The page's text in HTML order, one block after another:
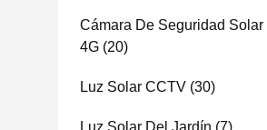
Cámara De Seguridad Solar
4G (20)
Luz Solar CCTV (30)
Luz Solar Del Jardín (7)